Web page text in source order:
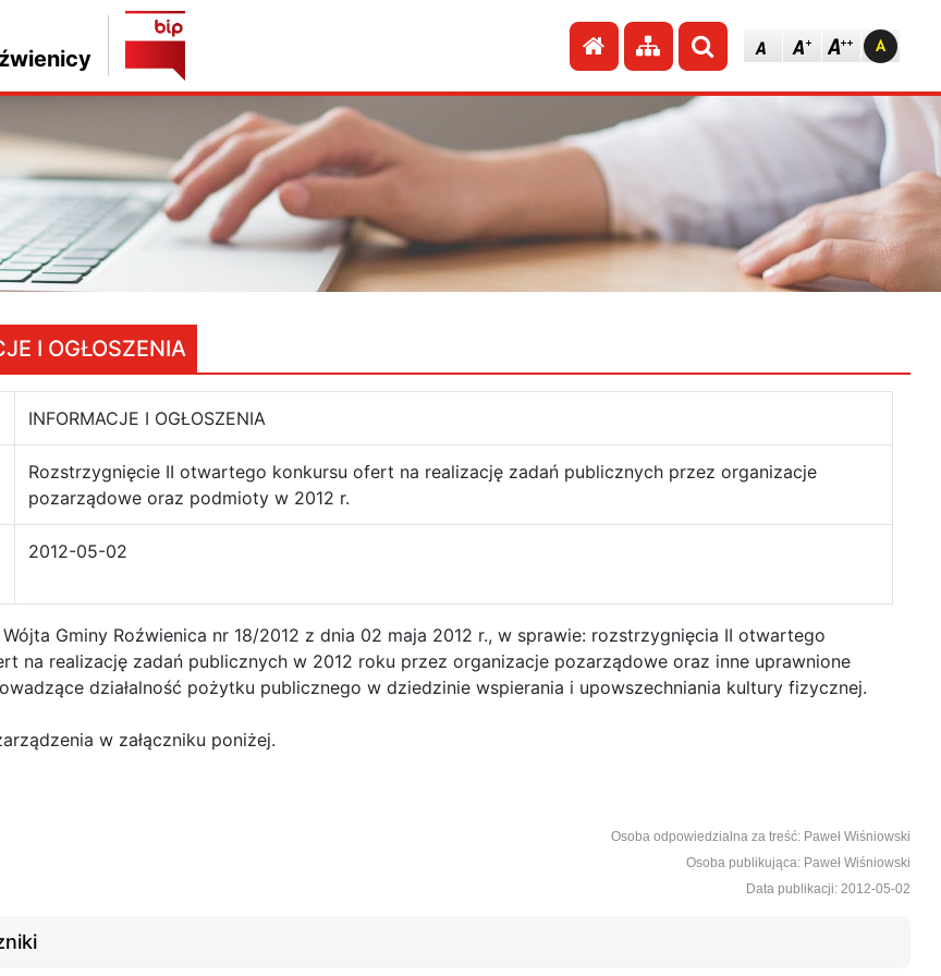
Przejdź do strony głównej
Przejdź do mapy strony
Szukaj
I OGŁOSZENIA
INFORMACJE I OGŁOSZENIA
Rozstrzygnięcie II otwartego konkursu ofert na realizację zadań publicznych przez organizacje
pozarządowe oraz podmioty w 2012 r.
2012-05-02
Gminy Roźwienica nr 18/2012 z dnia 02 maja 2012 r., w sprawie: rozstrzygnięcia II otwartego
na realizację zadań publicznych w 2012 roku przez organizacje pozarządowe oraz inne uprawnione
działalność pożytku publicznego w dziedzinie wspierania i upowszechniania kultury fizycznej.
w załączniku poniżej.
Osoba odpowiedzialna za treść: Paweł Wiśniowski
Osoba publikująca: Paweł Wiśniowski
Data publikacji: 2012-05-02